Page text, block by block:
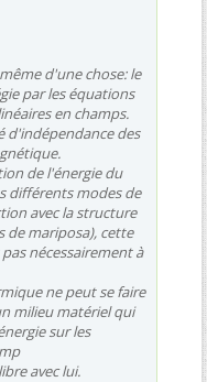
d'une chose: le
par les équations
en champs.
d'indépendance des
de l'énergie du
différents modes de
avec la structure
de mariposa), cette
nécessairement à
ne peut se faire
milieu matériel qui
sur les
avec lui.